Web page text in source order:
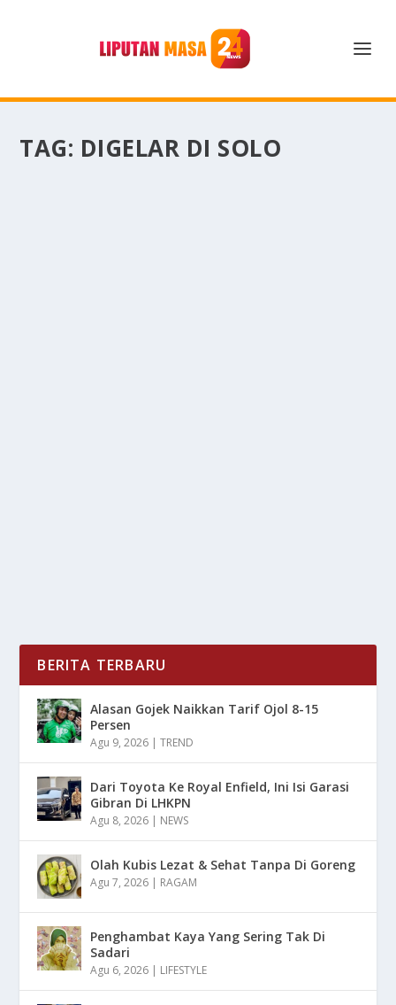
TAG: DIGELAR DI SOLO
BERITA TERBARU
Alasan Gojek Naikkan Tarif Ojol 8-15
Persen
Agu 9, 2026 |TREND
Dari Toyota Ke Royal Enfield, Ini Isi Garasi
Gibran Di LHKPN
Agu 8, 2026 | NEWS
Olah Kubis Lezat & Sehat Tanpa Di Goreng
Agu 7, 2026 | RAGAM
Penghambat Kaya Yang Sering Tak Di
Sadari
Agu 6, 2026 | LIFESTYLE